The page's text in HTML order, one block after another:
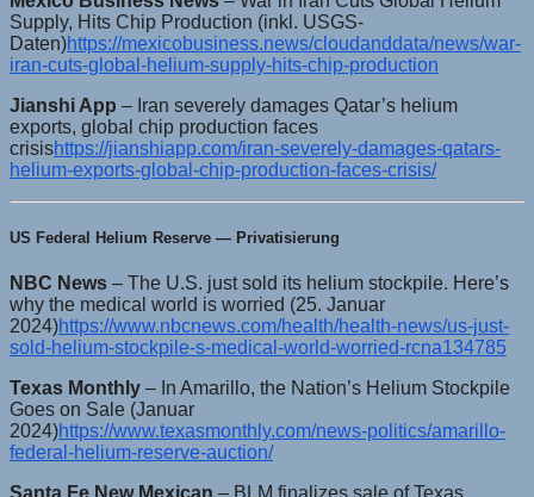
Supply, Hits Chip Production (inkl. USGS-
Daten)https://mexicobusiness.news/cloudanddata/news/war-
iran-cuts-global-helium-supply-hits-chip-production
Jianshi App – Iran severely damages Qatar’s helium
exports, global chip production faces
crisishttps://jianshiapp.com/iran-severely-damages-qatars-
helium-exports-global-chip-production-faces-crisis/
US Federal Helium Reserve — Privatisierung
NBC News – The U.S. just sold its helium stockpile. Here’s
why the medical world is worried (25. Januar
2024)https://www.nbcnews.com/health/health-news/us-just-
sold-helium-stockpile-s-medical-world-worried-rcna134785
Texas Monthly – In Amarillo, the Nation’s Helium Stockpile
Goes on Sale (Januar
2024)https://www.texasmonthly.com/news-politics/amarillo-
federal-helium-reserve-auction/
Santa Fe New Mexican – BLM finalizes sale of Texas